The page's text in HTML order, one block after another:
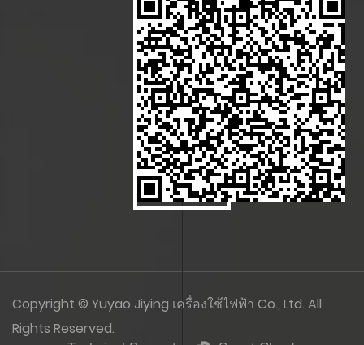
Copyright © Yuyao Jiying เครื่องใช้ไฟฟ้า Co., Ltd. All
Rights Reserved.